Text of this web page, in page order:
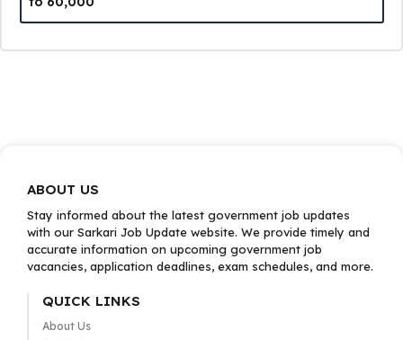
ABOUT US
Stay informed about the latest government job updates
with our Sarkari Job Update website. We provide timely and
accurate information on upcoming government job
vacancies, application deadlines, exam schedules, and more.
QUICK LINKS
About Us